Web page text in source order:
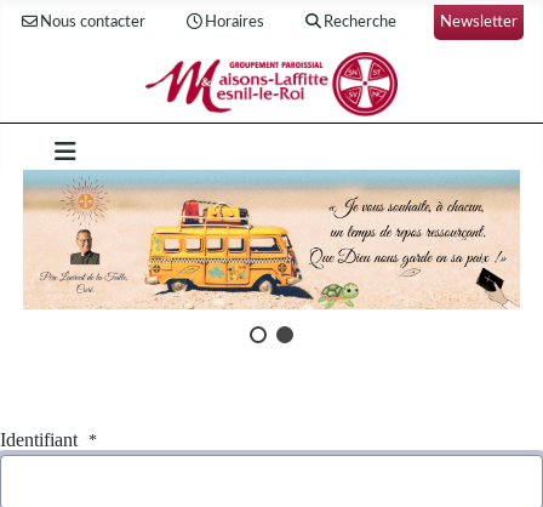
Nous contacter Horaires Recherche Newsletter
Identifiant *